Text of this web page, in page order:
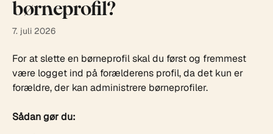
børneprofil?
7. juli 2026
For at slette en børneprofil skal du først og fremmest
være logget ind på forælderens profil, da det kun er
forældre, der kan administrere børneprofiler.
Sådan gør du: